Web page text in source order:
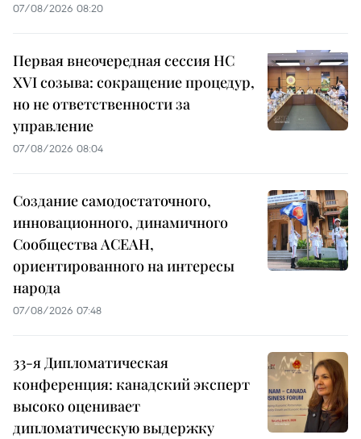
07/08/2026 08:20
Первая внеочередная сессия НС
XVI созыва: сокращение процедур,
но не ответственности за
управление
07/08/2026 08:04
Создание самодостаточного,
инновационного, динамичного
Сообщества АСЕАН,
ориентированного на интересы
народа
07/08/2026 07:48
33-я Дипломатическая
конференция: канадский эксперт
высоко оценивает
дипломатическую выдержку